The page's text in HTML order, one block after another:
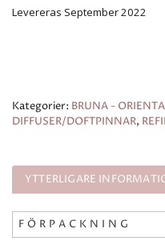
Levereras September 2022
Kategorier: BRUNA -
DIFFUSER/DOFTPINNAR,
YTTERLIGARE
FÖRPACKNING